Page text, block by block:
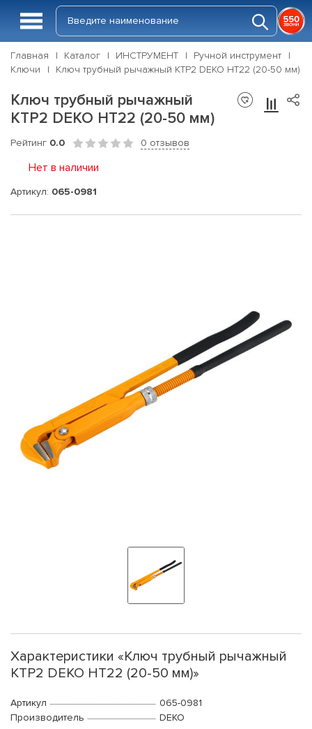
Главная Каталог ИНСТРУМЕНТ
Ручной инструмент
Ключи
Ключ трубный рычажный КТР2 DEKO HT22 (20-50 мм)
Ключ трубный рычажный
КТР2 DEKO HT22 (20-50 мм)
Рейтинг 0.0 0 отзывов
Нет в наличии
Артикул: 065-0981
Характеристики «Ключ трубный рычажный
КТР2 DEKO HT22 (20-50 мм)»
Артикул
065-0981
Производитель
DEKO